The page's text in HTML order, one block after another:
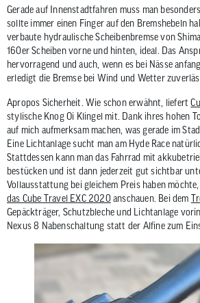
Gerade auf Innenstadtfahren muss man
sollte immer einen Finger auf den Bremshebeln
verbaute hydraulische Scheibenbremse von
160er Scheiben vorne und hinten, ideal. Das
hervorragend und auch, wenn es bei Nässe
erledigt die Bremse bei Wind und Wetter
Apropos Sicherheit. Wie schon erwähnt, liefert
stylische Knog Oi Klingel mit. Dank ihres hohen
auf mich aufmerksam machen, was gerade im
Eine Lichtanlage sucht man am Hyde Race
Stattdessen kann man das Fahrrad mit
bestücken und ist dann jederzeit gut sichtbar
Vollausstattung bei gleichem Preis haben
das Cube Travel EXC 2020anschauen. Bei dem
Gepäckträger, Schutzbleche und Lichtanlage
Nexus 8 Nabenschaltung statt der Alfine zum